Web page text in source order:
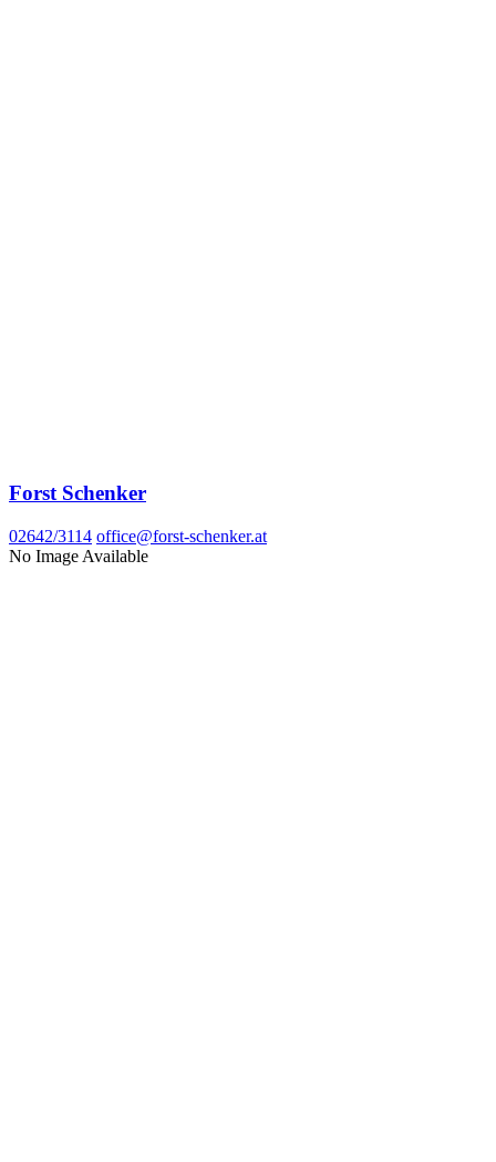
Forst Schenker
02642/3114 office@forst-schenker.at
No Image Available